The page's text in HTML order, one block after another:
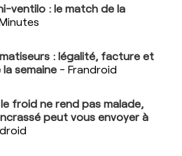
ventilo : le match de la
: légalité, facture et
semaine - Frandroid
froid ne rend pas malade,
peut vous envoyer à